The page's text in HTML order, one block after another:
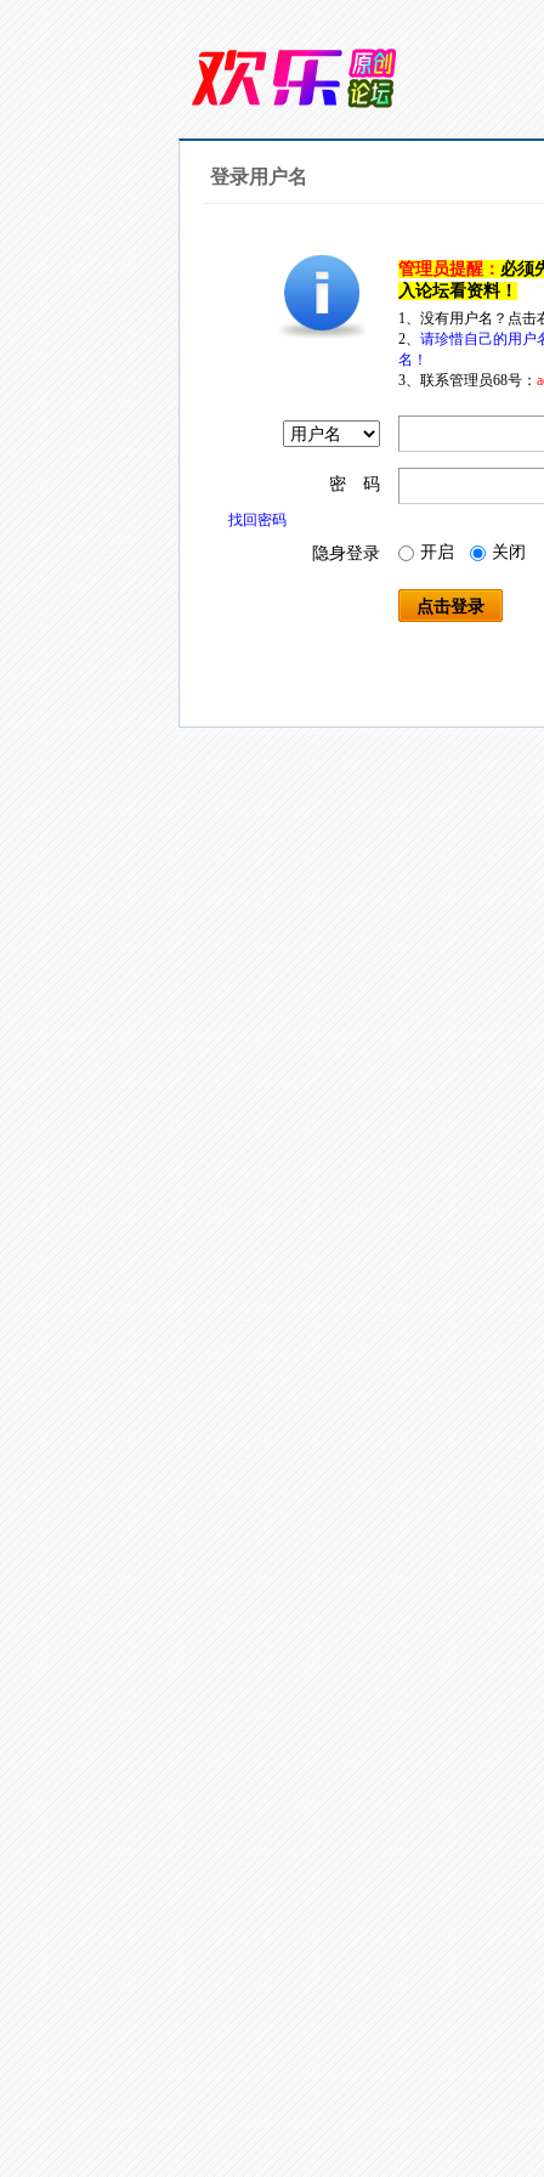
登录用户名
管理员提醒： 必须
入论坛看资料！
1、没有用户名？点
2、 请珍惜自己的用户
名！
3、联系管理员68号：
密 码
找回密码
隐身登录 开启 关闭
点击登录